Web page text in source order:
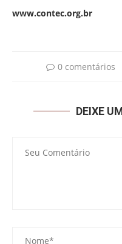
www.contec.org.br
0 comentários
DEIXE